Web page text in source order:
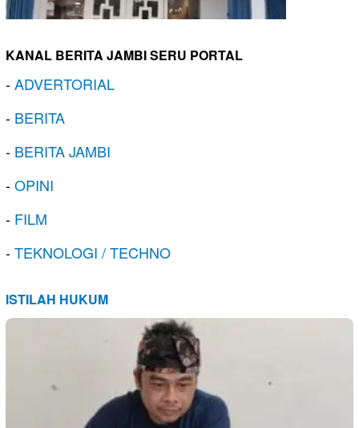
KANAL BERITA JAMBI SERU PORTAL
-ADVERTORIAL
- BERITA
- BERITA JAMBI
-OPINI
- FILM
-TEKNOLOGI / TECHNO
ISTILAH HUKUM